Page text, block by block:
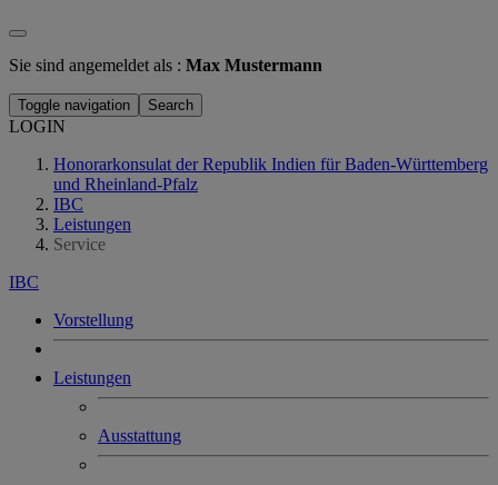
Sie sind angemeldet als : Max Mustermann
Toggle navigation Search
LOGIN
Honorarkonsulat der Republik Indien für Baden-Württemberg
und Rheinland-Pfalz
IBC
Leistungen
Service
IBC
Vorstellung
Leistungen
Ausstattung